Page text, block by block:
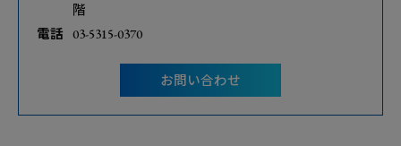
階
電話 03-5315-0370
お問い合わせ